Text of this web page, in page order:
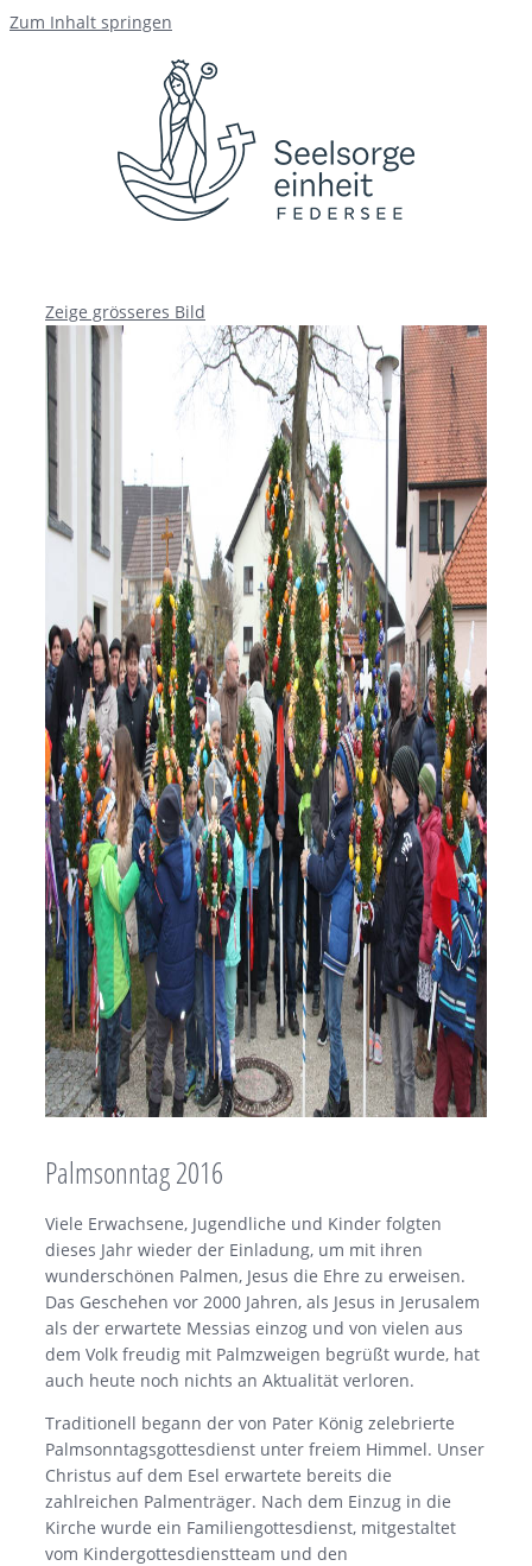
Zum Inhalt springen
Zeige grösseres Bild
Palmsonntag 2016
Viele Erwachsene, Jugendliche und Kinder folgten
dieses Jahr wieder der Einladung, um mit ihren
wunderschönen Palmen, Jesus die Ehre zu erweisen.
Das Geschehen vor 2000 Jahren, als Jesus in Jerusalem
als der erwartete Messias einzog und von vielen aus
dem Volk freudig mit Palmzweigen begrüßt wurde, hat
auch heute noch nichts an Aktualität verloren.
Traditionell begann der von Pater König zelebrierte
Palmsonntagsgottesdienst unter freiem Himmel. Unser
Christus auf dem Esel erwartete bereits die
zahlreichen Palmenträger. Nach dem Einzug in die
Kirche wurde ein Familiengottesdienst, mitgestaltet
vom Kindergottesdienstteam und den